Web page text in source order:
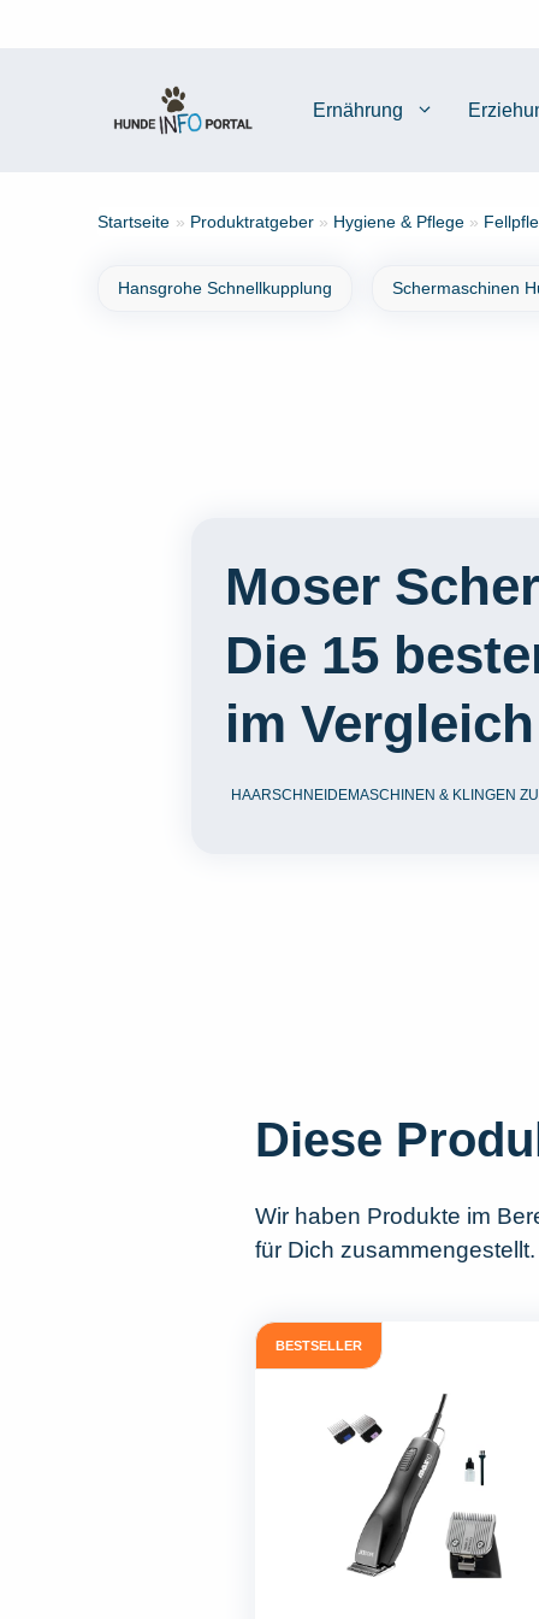
Ernährung
Startseite » Produktratgeber » Hygiene & Pflege »
Hansgrohe Schnellkupplung Schermaschinen
Moser
Die 15
im Vergleich
HAARSCHNEIDEMASCHINEN & KLINGEN
Diese
Wir haben Produkte im
für Dich
BESTSELLER